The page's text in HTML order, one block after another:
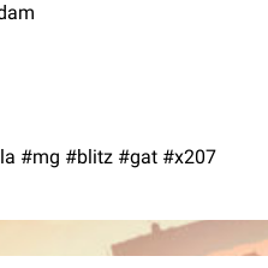
#mg #blitz #gat #x207